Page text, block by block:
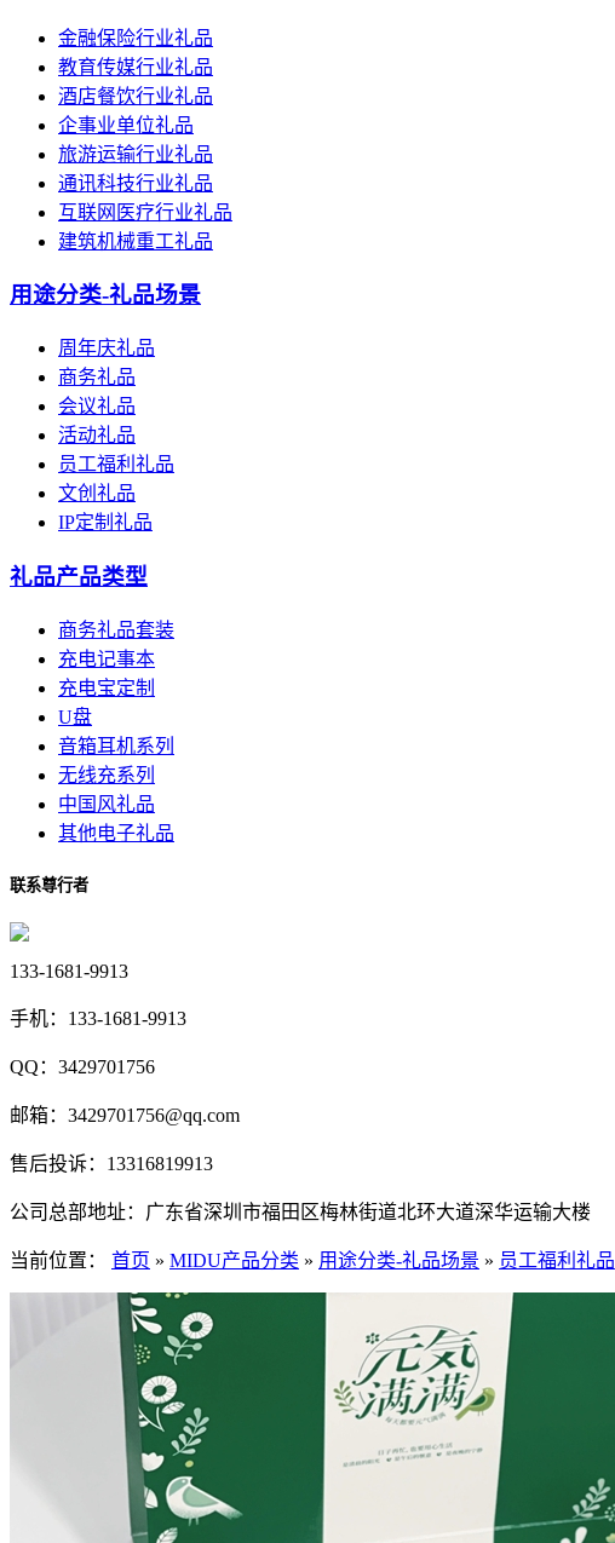
金融保险行业礼品
教育传媒行业礼品
酒店餐饮行业礼品
企事业单位礼品
旅游运输行业礼品
通讯科技行业礼品
互联网医疗行业礼品
建筑机械重工礼品
用途分类-礼品场景
周年庆礼品
商务礼品
会议礼品
活动礼品
员工福利礼品
文创礼品
IP定制礼品
礼品产品类型
商务礼品套装
充电记事本
充电宝定制
U盘
音箱耳机系列
无线充系列
中国风礼品
其他电子礼品
联系尊行者
133-1681-9913
手机： 133-1681-9913
QQ： 3429701756
邮箱： 3429701756@qq.com
售后投诉： 13316819913
公司总部地址： 广东省深圳市福田区梅林街道北环大道深华运输大楼
当前位置： 首页 » MIDU产品分类 » 用途分类-礼品场景 » 员工福利礼品